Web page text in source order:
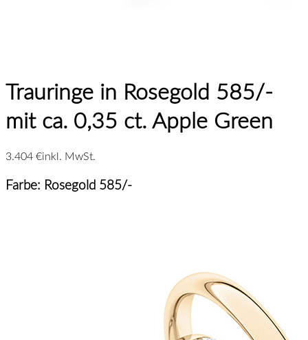
Trauringe in Rosegold 585/-
mit ca. 0,35 ct. Apple Green
3.404 €inkl. MwSt.
Farbe: Rosegold 585/-